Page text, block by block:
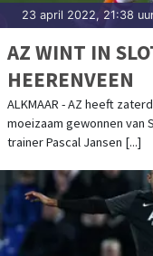
23 april 2022, 21:38
AZ WINT IN
HEERENVEEN
ALKMAAR - AZ heeft
moeizaam gewonnen van
trainer Pascal Jansen [...]